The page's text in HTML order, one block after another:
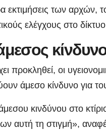
εκτιμήσεις των αρχών,
ελέγχους στο
προκληθεί, οι
άμεσο κίνδυνο για
κινδύνου στο
αυτή τη στιγμή»,